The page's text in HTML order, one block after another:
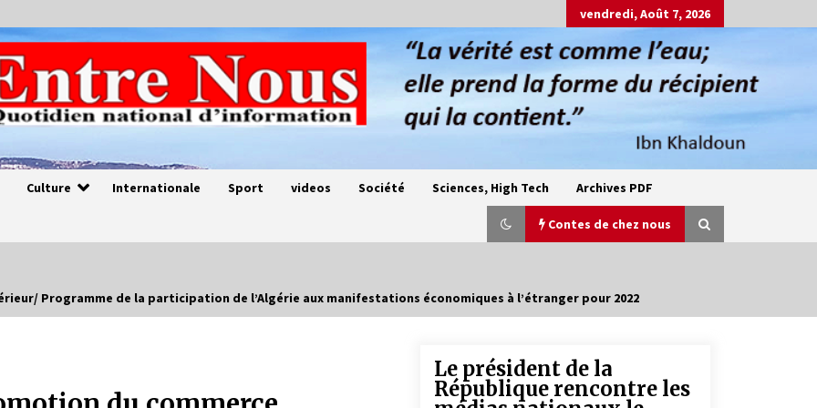
vendredi, Août 7, 2026
Culture Internationale Sport videos Société Sciences, High Tech Archives PDF
Contes de chez nous
Programme de la participation de l’Algérie aux manifestations économiques à l’étranger pour 2022
Le président de la
République rencontre les